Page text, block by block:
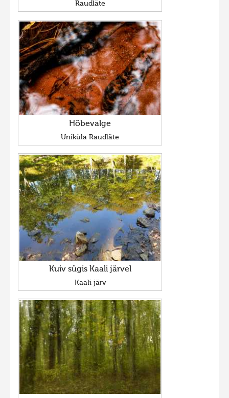
Raudläte
Hõbevalge
Uniküla Raudläte
Kuiv sügis Kaali järvel
Kaali järv